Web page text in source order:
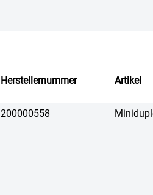
Herstellernummer Artikel
200000558